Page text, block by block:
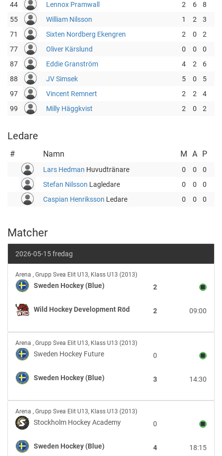
44
Lennox Pramwall 2 6
8
55
William Nilsson 1 2
3
71
Sixten Nordberg Ekengren 2 0
2
77
Oliver Kärslund 0 0
0
87
Eddie Granström 4 2
6
88
JV Simsek 5 0
5
97
Vincent Remnert 2 2
4
99
Milly Häggkvist 2 0 2
Ledare
# Namn M A P
Lars Hedman Huvudtränare 0 0
0
Stefan Nilsson Lagledare 0 0
0
Caspian Henriksson Ledare 0 0 0
Matcher
2026-05-15 fredag
Sweden
Hockey
(Blue)
vs
Wild
Development
Röd
Arena , Grupp Svea Elit U13, Klass U13 (2013)
Sweden Hockey (Blue) 2
Wild Hockey Development Röd 09:00
2
Sweden
Hockey
Future
vs
Sweden
(Blue)
Arena , Grupp Svea Elit U13, Klass U13 (2013)
Sweden Hockey Future 0
Sweden Hockey (Blue) 14:30
3
Stockholm
Hockey
Academy
vs
Sweden
Arena , Grupp Svea Elit U13, Klass U13 (2013)
Stockholm Hockey Academy 0
Sweden Hockey (Blue) 18:15
4